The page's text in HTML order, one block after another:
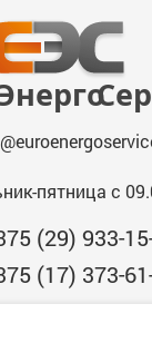
пятница с
(29) 933-
(17) 373-